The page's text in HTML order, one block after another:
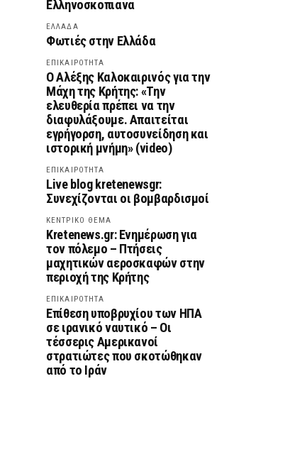
Ελληνοσκοπιανα
ΕΛΛΑΔΑ
Φωτιές στην Ελλάδα
ΕΠΙΚΑΙΡΟΤΗΤΑ
Ο Αλέξης Καλοκαιρινός για την
Μάχη της Κρήτης: «Την
ελευθερία πρέπει να την
διαφυλάξουμε. Απαιτείται
εγρήγορση, αυτοσυνείδηση και
ιστορική μνήμη» (video)
ΕΠΙΚΑΙΡΟΤΗΤΑ
Live blog kretenewsgr:
Συνεχίζονται οι βομβαρδισμοί
ΚΕΝΤΡΙΚΟ ΘΕΜΑ
Kretenews.gr: Ενημέρωση για
τον πόλεμο – Πτήσεις
μαχητικών αεροσκαφών στην
περιοχή της Κρήτης
ΕΠΙΚΑΙΡΟΤΗΤΑ
Επίθεση υποβρυχίου των ΗΠΑ
σε ιρανικό ναυτικό – Οι
τέσσερις Αμερικανοί
στρατιώτες που σκοτώθηκαν
από το Ιράν